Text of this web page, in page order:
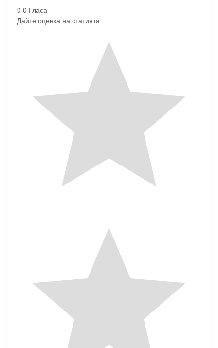
0 0 Гласа
Дайте оценка на статията